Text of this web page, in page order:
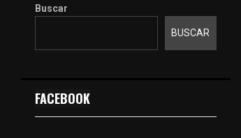
Buscar
BUSCAR
FACEBOOK